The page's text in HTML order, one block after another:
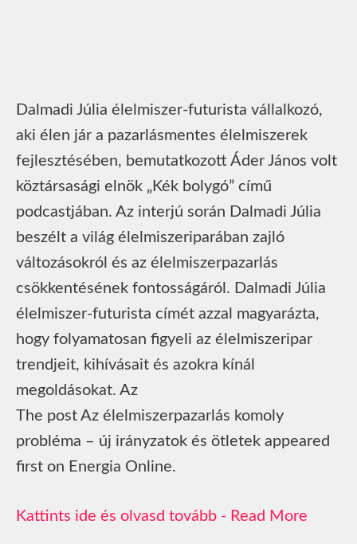
Dalmadi Júlia élelmiszer-futurista vállalkozó,
aki élen jár a pazarlásmentes élelmiszerek
fejlesztésében, bemutatkozott Áder János volt
köztársasági elnök „Kék bolygó” című
podcastjában. Az interjú során Dalmadi Júlia
beszélt a világ élelmiszeriparában zajló
változásokról és az élelmiszerpazarlás
csökkentésének fontosságáról. Dalmadi Júlia
élelmiszer-futurista címét azzal magyarázta,
hogy folyamatosan figyeli az élelmiszeripar
trendjeit, kihívásait és azokra kínál
megoldásokat. Az
The post Az élelmiszerpazarlás komoly
probléma – új irányzatok és ötletek appeared
first on Energia Online.
Read More